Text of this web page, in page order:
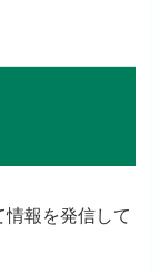
報を発信して